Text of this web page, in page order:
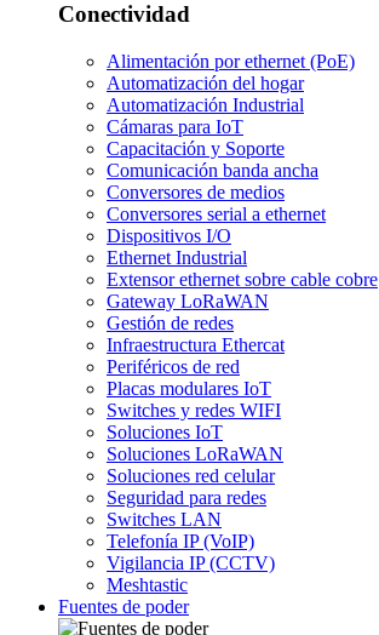
Conectividad
Alimentación por ethernet (PoE)
Automatización del hogar
Automatización Industrial
Cámaras para IoT
Capacitación y Soporte
Comunicación banda ancha
Conversores de medios
Conversores serial a ethernet
Dispositivos I/O
Ethernet Industrial
Extensor ethernet sobre cable cobre
Gateway LoRaWAN
Gestión de redes
Infraestructura Ethercat
Periféricos de red
Placas modulares IoT
Switches y redes WIFI
Soluciones IoT
Soluciones LoRaWAN
Soluciones red celular
Seguridad para redes
Switches LAN
Telefonía IP (VoIP)
Vigilancia IP (CCTV)
Meshtastic
Fuentes de poder